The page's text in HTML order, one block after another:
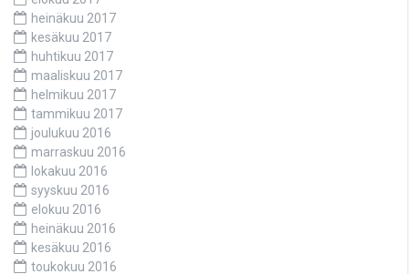
heinäkuu 2017
kesäkuu 2017
huhtikuu 2017
maaliskuu 2017
helmikuu 2017
tammikuu 2017
joulukuu 2016
marraskuu 2016
lokakuu 2016
syyskuu 2016
elokuu 2016
heinäkuu 2016
kesäkuu 2016
toukokuu 2016